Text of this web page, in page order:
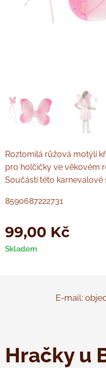
Roztomilá růžová motýlí
pro holčičky ve věkovém
Součástí této karnevalové
8590687222731
99,00 Kč
Skladem
E-mail:
Hračky u